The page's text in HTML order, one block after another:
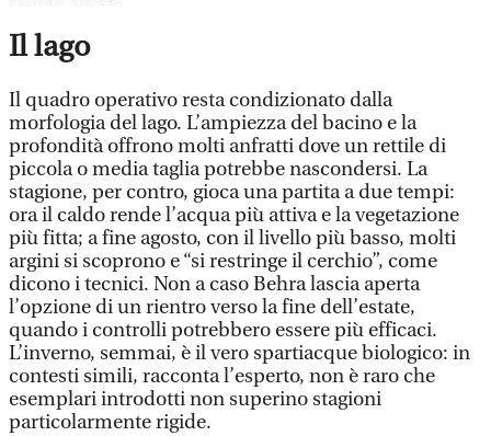
Il lago
Il quadro operativo resta condizionato dalla
morfologia del lago. L’ampiezza del bacino e la
profondità offrono molti anfratti dove un rettile di
piccola o media taglia potrebbe nascondersi. La
stagione, per contro, gioca una partita a due tempi:
ora il caldo rende l’acqua più attiva e la vegetazione
più fitta; a fine agosto, con il livello più basso, molti
argini si scoprono e “si restringe il cerchio”, come
dicono i tecnici. Non a caso Behra lascia aperta
l’opzione di un rientro verso la fine dell’estate,
quando i controlli potrebbero essere più efficaci.
L’inverno, semmai, è il vero spartiacque biologico: in
contesti simili, racconta l’esperto, non è raro che
esemplari introdotti non superino stagioni
particolarmente rigide.